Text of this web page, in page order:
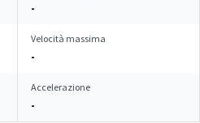
-
Velocità massima
-
Accelerazione
-